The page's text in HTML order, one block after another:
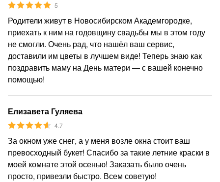
5
Родители живут в Новосибирском Академгородке,
приехать к ним на годовщину свадьбы мы в этом году
не смогли. Очень рад, что нашёл ваш сервис,
доставили им цветы в лучшем виде! Теперь знаю как
поздравить маму на День матери — с вашей конечно
помощью!
Елизавета Гуляева
4.7
За окном уже снег, а у меня возле окна стоит ваш
превосходный букет! Спасибо за такие летние краски в
моей комнате этой осенью! Заказать было очень
просто, привезли быстро. Всем советую!